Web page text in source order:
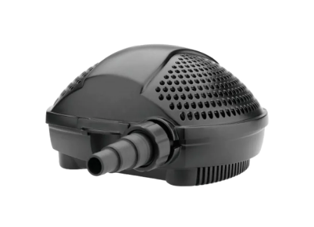
hvězdiček.